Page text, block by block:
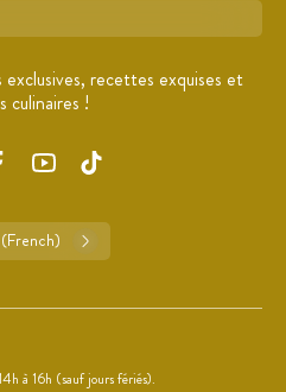
recettes exquises et
culinaires !
à 16h (sauf jours fériés).